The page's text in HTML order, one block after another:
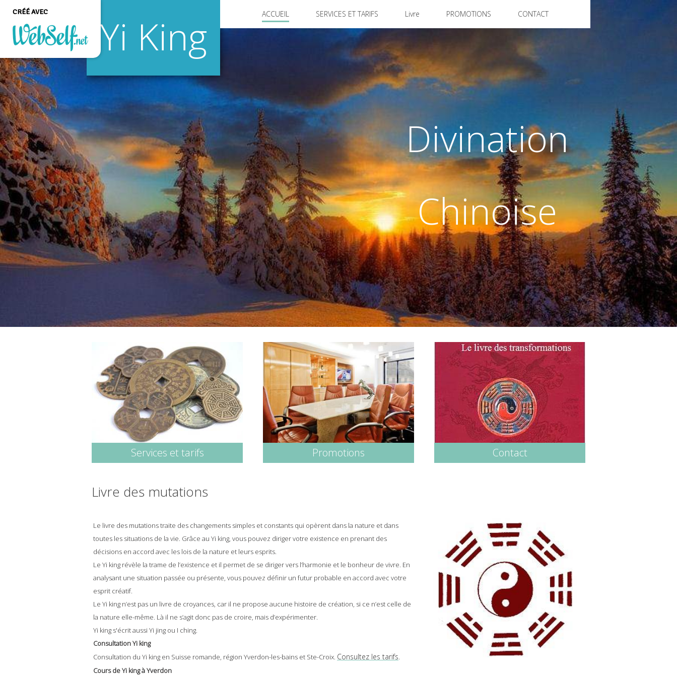
Divination
Chinoise
Yi King ACCUEIL SERVICES ET TARIFS Livre PROMOTIONS CONTACT
Services et tarifs Promotions Contact
Livre des mutations
Le livre des mutations traite des changements simples et constants qui opèrent dans la nature et dans
toutes les situations de la vie. Grâce au Yi king, vous pouvez diriger votre existence en prenant des
décisions en accord avec les lois de la nature et leurs esprits.
Le Yi king révèle la trame de l’existence et il permet de se diriger vers l’harmonie et le bonheur de vivre. En
analysant une situation passée ou présente, vous pouvez définir un futur probable en accord avec votre
esprit créatif.
Le Yi king n’est pas un livre de croyances, car il ne propose aucune histoire de création, si ce n’est celle de
la nature elle-même. Là il ne s’agit donc pas de croire, mais d’expérimenter.
Yi king s'écrit aussi Yi jing ou I ching.
Consultation Yi king
Consultation du Yi king en Suisse romande, région Yverdon-les-bains et Ste-Croix. Consultez les tarifs.
Cours de Yi king à Yverdon
CRÉÉ AVEC
Créer un site web de
qualité professionnelle
et personnalisable sans
aucune connaissance en
programmation
COMMENCEZ